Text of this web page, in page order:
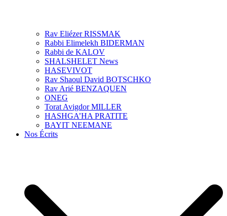
Rav Eliézer RISSMAK
Rabbi Elimelekh BIDERMAN
Rabbi de KALOV
SHALSHELET News
HASEVIVOT
Rav Shaoul David BOTSCHKO
Rav Arié BENZAQUEN
ONEG
Torat Avigdor MILLER
HASHGA’HA PRATITE
BAYIT NEEMANE
Nos Écrits